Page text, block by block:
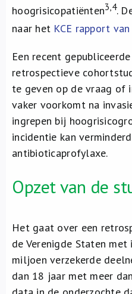
hoogrisicopatiënten3,4.
naar het KCE rapport
Een recent
retrospectieve
te geven op de vraag of
vaker voorkomt na
ingrepen bij
incidentie kan
antibioticaprofylaxe.
Opzet van de
Het gaat over een
de Verenigde Staten
miljoen verzekerde
dan 18 jaar met meer